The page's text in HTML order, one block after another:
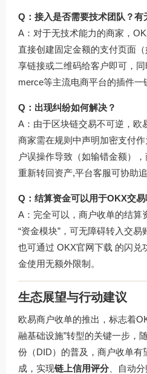
Q：接入是否需要技术团队？有
A：对于无技术能力的商家，
直接创建固定金额的支付页面（
享链接或二维码给客户即可，
merce等主流电商平台的插件一
Q：出现纠纷如何解决？
A：由于区块链交易不可逆，欧
商家需在规则中声明加密支付
户误操作导致（如输错金额）
重新转回资产,平台客服可协助
Q：结算资金可以用于OKX交易
A：完全可以，商户收单的结算
“资金模块”，可无障碍转入交易
也可通过 OKX官网下载 的闪兑
金使用无额外限制。
生态展望与行动建议
欧易商户收单的推出，标志着
融基础设施”转型的关键一步，
份（DID）的普及，商户收单有
成，实现链上信用评分、自动